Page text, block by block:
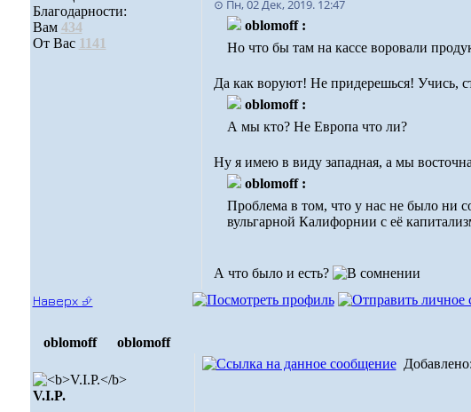
Благодарности:
Вам 434
От Вас 1141
⊙ Пн, 02 Дек, 2019. 12:47
oblomoff :
Но что бы там на кассе воровали
Да как воруют! Не придерешься! Учись,
oblomoff :
А мы кто? Не Европа что ли?
Ну я имею в виду западная, а мы
oblomoff :
Проблема в том, что у нас не было ни
вульгарной Калифорнии с её
А что было и есть?
Наверх ⮵
oblomoff oblomoff
V.I.P.
Добавлено: